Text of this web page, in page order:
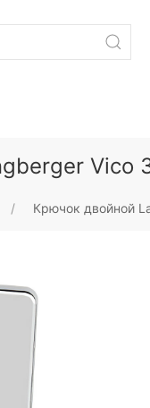
Vico
Крючок двойной